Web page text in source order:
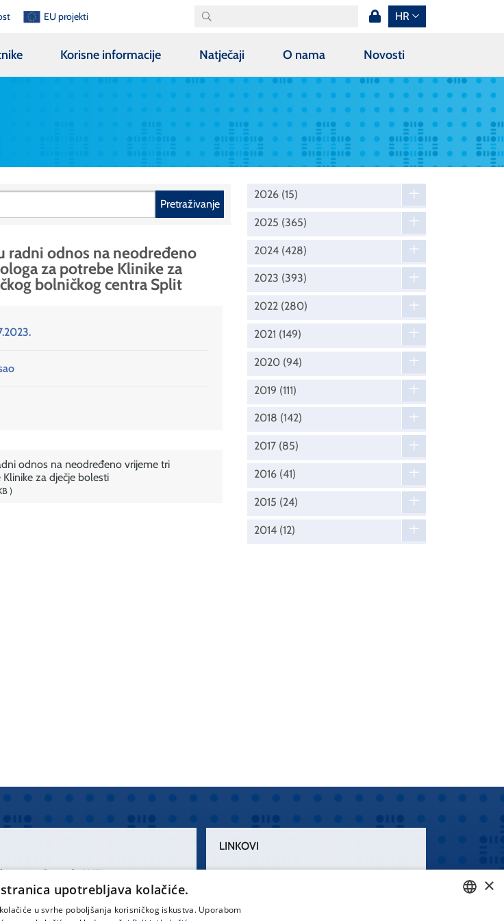
EU projekti HR
Korisne informacije Natječaji O nama Novosti
Pretraživanje
radni odnos na neodređeno
za potrebe Klinike za
bolničkog centra Split
odnos na neodređeno vrijeme tri
za dječje bolesti
2026 (15)
2025 (365)
2024 (428)
2023 (393)
2022 (280)
2021 (149)
2020 (94)
2019 (111)
2018 (142)
2017 (85)
2016 (41)
2015 (24)
2014 (12)
Centrala Križine
021 557 111
LINKOVI
×
upotrebljava kolačiće.
u svrhe poboljšanja korisničkog iskustva. Uporabom